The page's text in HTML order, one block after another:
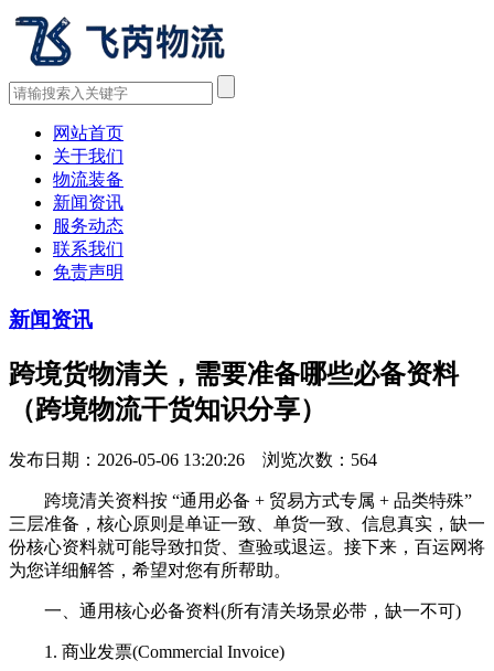
网站首页
关于我们
物流装备
新闻资讯
服务动态
联系我们
免责声明
新闻资讯
跨境货物清关，需要准备哪些必备资料
（跨境物流干货知识分享）
发布日期：2026-05-06 13:20:26 浏览次数： 564
跨境清关资料按 “通用必备 + 贸易方式专属 + 品类特殊”
三层准备，核心原则是单证一致、单货一致、信息真实，缺一
份核心资料就可能导致扣货、查验或退运。接下来，百运网将
为您详细解答，希望对您有所帮助。
一、通用核心必备资料(所有清关场景必带，缺一不可)
1. 商业发票(Commercial Invoice)